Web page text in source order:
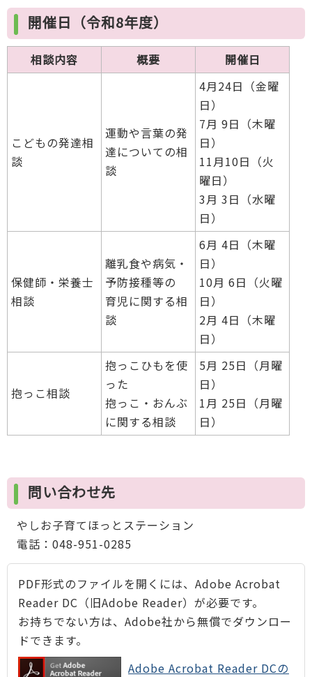
開催日（令和8年度）
相談内容 概要 開催日
こどもの発達相
談
運動や言葉の発
達についての相
談
4月24日（金曜
日）
7月 9日（木曜
日）
11月10日（火
曜日）
3月 3日（水曜
日）
保健師・栄養士
相談
離乳食や病気・
予防接種等の
育児に関する相
談
6月 4日（木曜
日）
10月 6日（火曜
日）
2月 4日（木曜
日）
抱っこ相談
抱っこひもを使
った
抱っこ・おんぶ
に関する相談
5月 25日（月曜
日）
1月 25日（月曜
日）
問い合わせ先
やしお子育てほっとステーション
電話：048-951-0285
PDF形式のファイルを開くには、Adobe Acrobat
Reader DC（旧Adobe Reader）が必要です。
お持ちでない方は、Adobe社から無償でダウンロー
ドできます。
Adobe Acrobat Reader DCの